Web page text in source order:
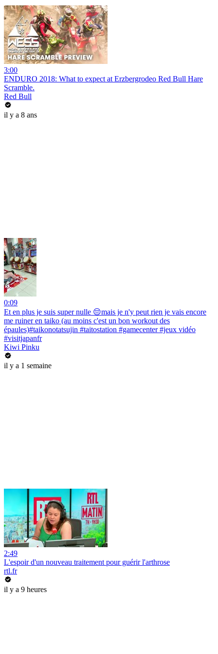
3:00
ENDURO 2018: What to expect at Erzbergrodeo Red Bull Hare
Scramble.
Red Bull
il y a 8 ans
0:09
Et en plus je suis super nulle 😔mais je n'y peut rien je vais encore
me ruiner en taiko (au moins c'est un bon workout des
épaules)#taikonotatsujin #taitostation #gamecenter #jeux vidéo
#visitjapanfr
Kiwi Pinku
il y a 1 semaine
2:49
L'espoir d'un nouveau traitement pour guérir l'arthrose
rtl.fr
il y a 9 heures